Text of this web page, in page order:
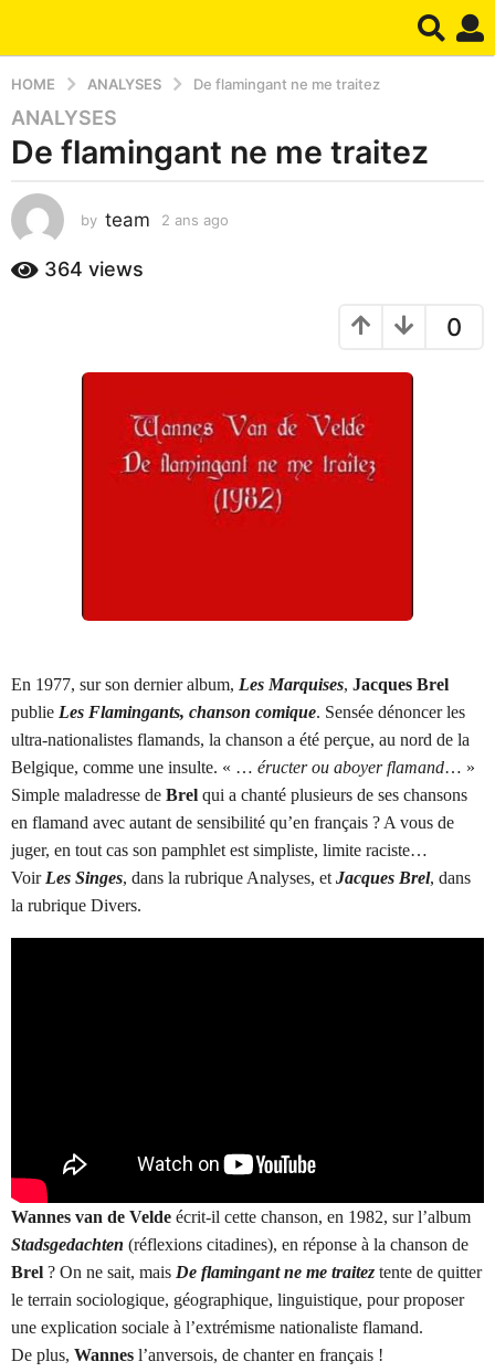
HOME ANALYSES De flamingant ne me traitez
2
a
s
a
o
ANALYSES
De flamingant ne me traitez
by team 2 ans ago
364 views
0
En 1977, sur son dernier album, Les Marquises, Jacques Brel
publie Les Flamingants, chanson comique. Sensée dénoncer les
ultra-nationalistes flamands, la chanson a été perçue, au nord de la
Belgique, comme une insulte. « … éructer ou aboyer flamand… »
Simple maladresse de Brel qui a chanté plusieurs de ses chansons
en flamand avec autant de sensibilité qu’en français ? A vous de
juger, en tout cas son pamphlet est simpliste, limite raciste…
Voir Les Singes, dans la rubrique Analyses, et Jacques Brel, dans
la rubrique Divers.
Wannes van de Velde écrit-il cette chanson, en 1982, sur l’album
Stadsgedachten (réflexions citadines), en réponse à la chanson de
Brel ? On ne sait, mais De flamingant ne me traitez tente de quitter
le terrain sociologique, géographique, linguistique, pour proposer
une explication sociale à l’extrémisme nationaliste flamand.
De plus, Wannes l’anversois, de chanter en français !